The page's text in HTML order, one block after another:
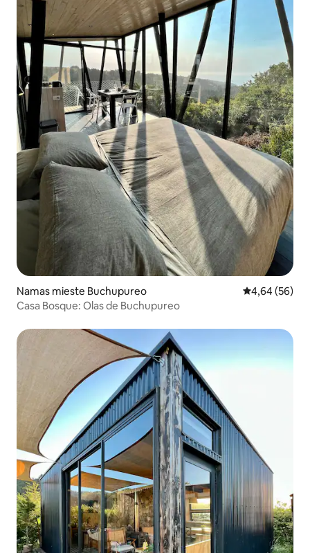
Namas mieste Buchupureo Vidutinis
4,64 (56)
Casa Bosque: Olas de Buchupureo